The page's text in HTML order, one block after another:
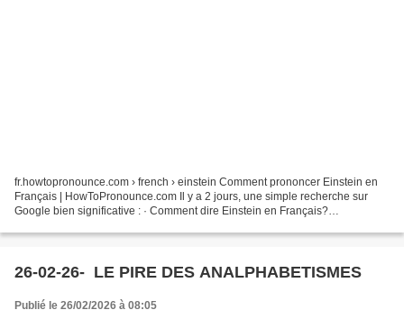
fr.howtopronounce.com › french › einstein Comment prononcer Einstein en
Français | HowToPronounce.com Il y a 2 jours, une simple recherche sur
Google bien significative : · Comment dire Einstein en Français?
26-02-26- LE PIRE DES ANALPHABETISMES
Publié le 26/02/2026 à 08:05